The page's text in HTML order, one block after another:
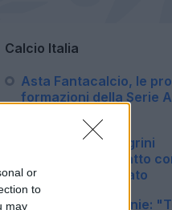
or
to
may
Calcio Italia
Asta Fantacalcio, le
formazioni della Serie A
UFFICIALE - Pellegrini
prolunga il contratto
Roma: il comunicato
13:11
Juventus, McKennie: